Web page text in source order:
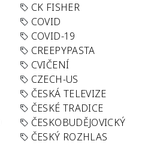
CK FISHER
COVID
COVID-19
CREEPYPASTA
CVIČENÍ
CZECH-US
ČESKÁ TELEVIZE
ČESKÉ TRADICE
ČESKOBUDĚJOVICKÝ
ČESKÝ ROZHLAS